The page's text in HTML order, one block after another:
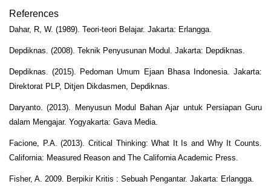
References
Dahar, R, W. (1989). Teori-teori Belajar. Jakarta: Erlangga.
Depdiknas. (2008). Teknik Penyusunan Modul. Jakarta: Depdiknas.
Depdiknas. (2015). Pedoman Umum Ejaan Bhasa Indonesia. Jakarta:
Direktorat PLP, Ditjen Dikdasmen, Depdiknas.
Daryanto. (2013). Menyusun Modul Bahan Ajar untuk Persiapan Guru
dalam Mengajar. Yogyakarta: Gava Media.
Facione, P.A. (2013). Critical Thinking: What It Is and Why It Counts.
California: Measured Reason and The California Academic Press.
Fisher, A. 2009. Berpikir Kritis : Sebuah Pengantar. Jakarta: Erlangga.